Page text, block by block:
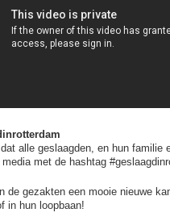
alle geslaagden, en hun
met de hashtag
de gezakten een mooie nieuwe
in hun loopbaan!